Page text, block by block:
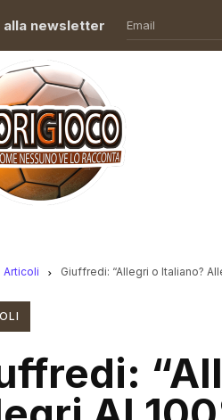
newsletter
Articoli Giuffredi: “Allegri o Italiano?